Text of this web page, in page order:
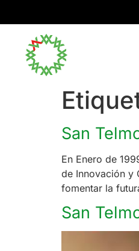
San
En Enero de
de Innovación y
fomentar la
San